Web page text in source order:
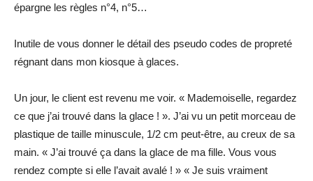
épargne les règles n°4, n°5…
Inutile de vous donner le détail des pseudo codes de propreté
régnant dans mon kiosque à glaces.
Un jour, le client est revenu me voir. « Mademoiselle, regardez
ce que j’ai trouvé dans la glace ! ». J’ai vu un petit morceau de
plastique de taille minuscule, 1/2 cm peut-être, au creux de sa
main. « J’ai trouvé ça dans la glace de ma fille. Vous vous
rendez compte si elle l’avait avalé ! » « Je suis vraiment